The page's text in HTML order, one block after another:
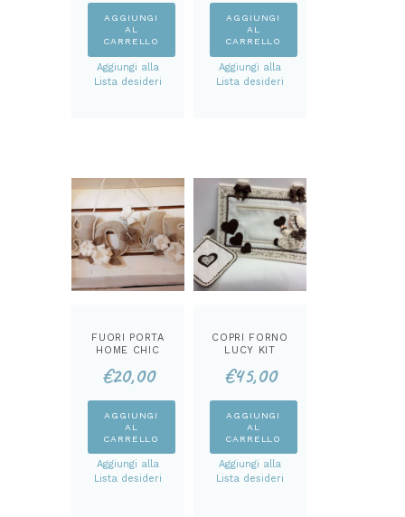
AGGIUNGI
AL
CARRELLO
Aggiungi alla
Lista desideri
AGGIUNGI
AL
CARRELLO
Aggiungi alla
Lista desideri
FUORI PORTA
HOME CHIC
€20,00
AGGIUNGI
AL
CARRELLO
Aggiungi alla
Lista desideri
COPRI FORNO
LUCY KIT
€45,00
AGGIUNGI
AL
CARRELLO
Aggiungi alla
Lista desideri